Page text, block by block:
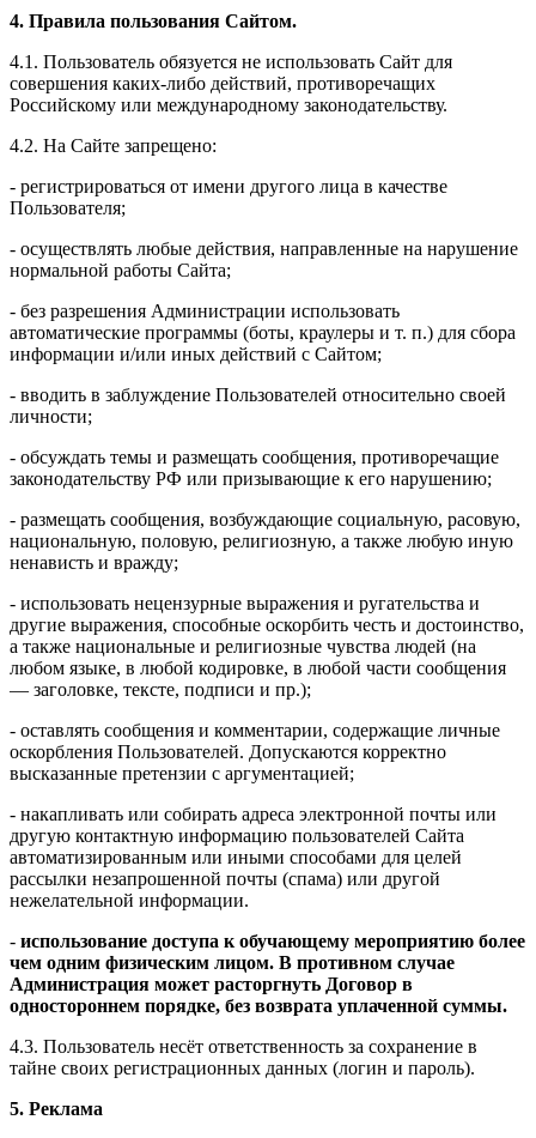
4. Правила пользования Сайтом.
4.1. Пользователь обязуется не использовать Сайт для
совершения каких-либо действий, противоречащих
Российскому или международному законодательству.
4.2. На Сайте запрещено:
- регистрироваться от имени другого лица в качестве
Пользователя;
- осуществлять любые действия, направленные на нарушение
нормальной работы Сайта;
- без разрешения Администрации использовать
автоматические программы (боты, краулеры и т. п.) для сбора
информации и/или иных действий с Сайтом;
- вводить в заблуждение Пользователей относительно своей
личности;
- обсуждать темы и размещать сообщения, противоречащие
законодательству РФ или призывающие к его нарушению;
- размещать сообщения, возбуждающие социальную, расовую,
национальную, половую, религиозную, а также любую иную
ненависть и вражду;
- использовать нецензурные выражения и ругательства и
другие выражения, способные оскорбить честь и достоинство,
а также национальные и религиозные чувства людей (на
любом языке, в любой кодировке, в любой части сообщения
— заголовке, тексте, подписи и пр.);
- оставлять сообщения и комментарии, содержащие личные
оскорбления Пользователей. Допускаются корректно
высказанные претензии с аргументацией;
- накапливать или собирать адреса электронной почты или
другую контактную информацию пользователей Сайта
автоматизированным или иными способами для целей
рассылки незапрошенной почты (спама) или другой
нежелательной информации.
- использование доступа к обучающему мероприятию более
чем одним физическим лицом. В противном случае
Администрация может расторгнуть Договор в
одностороннем порядке, без возврата уплаченной суммы.
4.3. Пользователь несёт ответственность за сохранение в
тайне своих регистрационных данных (логин и пароль).
5. Реклама